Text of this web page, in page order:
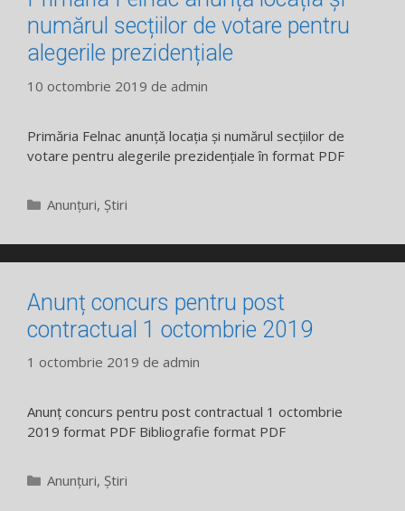
numărul secțiilor de votare pentru
alegerile prezidențiale
10 octombrie 2019 de admin
Primăria Felnac anunță locația și numărul secțiilor de
votare pentru alegerile prezidențiale în format PDF
Categorii
Anunțuri, Știri
Anunț concurs pentru post
contractual 1 octombrie 2019
1 octombrie 2019 de admin
Anunț concurs pentru post contractual 1 octombrie
2019 format PDF Bibliografie format PDF
Categorii
Anunțuri, Știri